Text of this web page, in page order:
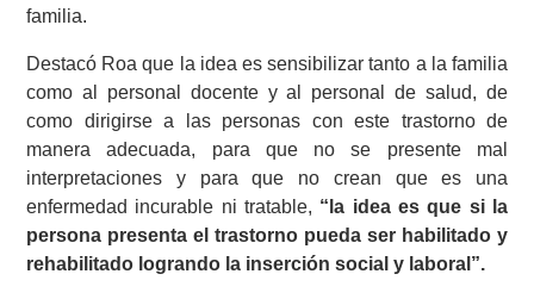
familia.
Destacó Roa que la idea es sensibilizar tanto a la familia
como al personal docente y al personal de salud, de
como dirigirse a las personas con este trastorno de
manera adecuada, para que no se presente mal
interpretaciones y para que no crean que es una
enfermedad incurable ni tratable, “la idea es que si la
persona presenta el trastorno pueda ser habilitado y
rehabilitado logrando la inserción social y laboral”.